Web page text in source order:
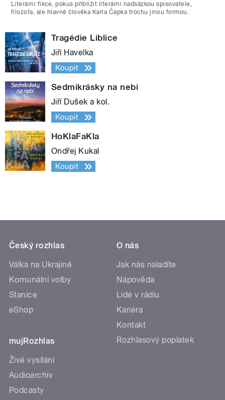
Literární fikce, pokus přiblížit literární nadsázkou spisovatele,
filozofa, ale hlavně člověka Karla Čapka trochu jinou formou.
Tragédie Liblice
Jiří Havelka
Koupit
Sedmikrásky na nebi
Jiří Dušek a kol.
Koupit
HoKlaFaKla
Ondřej Kukal
Koupit
Český rozhlas
Válka na Ukrajině
Komunální volby
Stanice
eShop
mujRozhlas
Živé vysílání
Audioarchiv
Podcasty
O nás
Jak nás naladíte
Nápověda
Lidé v rádiu
Kariéra
Kontakt
Rozhlasový poplatek